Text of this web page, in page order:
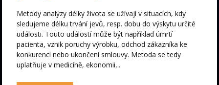
Metody analýzy délky života se užívají v situacích, kdy
sledujeme délku trvání jevů, resp. dobu do výskytu určité
události. Touto událostí může být například úmrtí
pacienta, vznik poruchy výrobku, odchod zákazníka ke
konkurenci nebo ukončení smlouvy. Metoda se tedy
uplatňuje v medicíně, ekonomii,...